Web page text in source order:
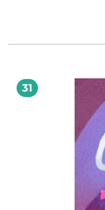
kto sięga pamięcią
może dlatego, że w
internetu. „Mieliśmy
warszawskie
naddatku,
świetnie wyważona
zdarzeń, emocji.
przez autora staje
jego częścią. Z
Proza Markiewicza
Opowiedziane
niezbędna, by
Zostają z nim także na
SOŁOWIEJ [juror
31